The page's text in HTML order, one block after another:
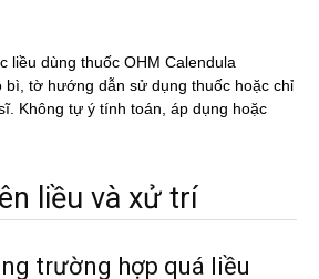
liều dùng thuốc OHM Calendula
bì, tờ hướng dẫn sử dụng thuốc hoặc chỉ
Không tự ý tính toán, áp dụng hoặc
liều và xử trí
trường hợp quá liều